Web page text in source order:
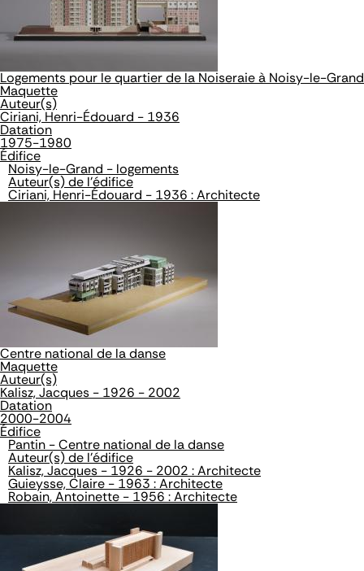
Logements pour le quartier de la Noiseraie à Noisy-le-Grand
Maquette
Auteur(s)
Ciriani, Henri-Édouard - 1936
Datation
1975-1980
Édifice
Noisy-le-Grand - logements
Auteur(s) de l'édifice
Ciriani, Henri-Édouard - 1936 : Architecte
Centre national de la danse
Maquette
Auteur(s)
Kalisz, Jacques - 1926 - 2002
Datation
2000-2004
Édifice
Pantin - Centre national de la danse
Auteur(s) de l'édifice
Kalisz, Jacques - 1926 - 2002 : Architecte
Guieysse, Claire - 1963 : Architecte
Robain, Antoinette - 1956 : Architecte